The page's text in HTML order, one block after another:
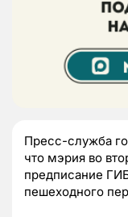
Пресс-служба
что мэрия во
предписание
пешеходного